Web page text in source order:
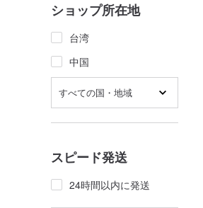
ショップ所在地
台湾
中国
すべての国・地域
スピード発送
24時間以内に発送